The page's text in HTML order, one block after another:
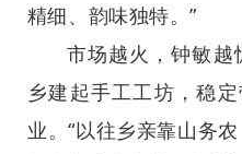
精细、韵味独特。”
市场越火，钟敏越
乡建起手工工坊，稳
业。“以往乡亲靠山务